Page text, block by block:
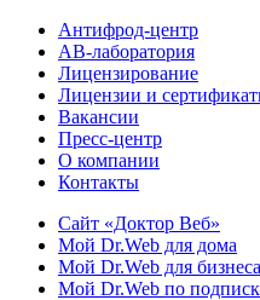
Антифрод-центр
АВ-лаборатория
Лицензирование
Лицензии и
Вакансии
Пресс-центр
О компании
Контакты
Сайт «Доктор Веб»
Мой Dr.Web для дома
Мой Dr.Web для бизнеса
Мой Dr.Web по